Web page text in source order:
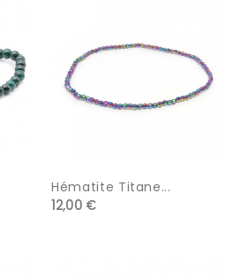
Hématite Titane...
12,00 €